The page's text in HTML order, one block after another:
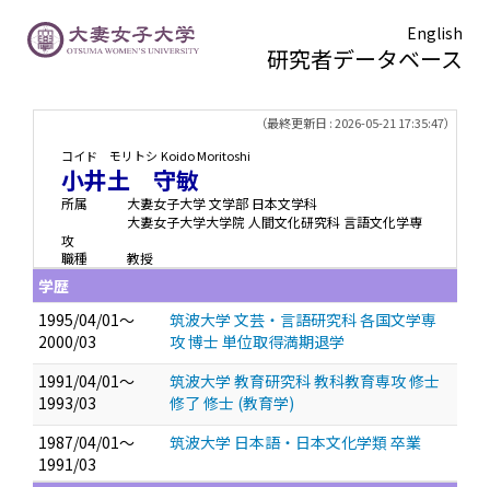
English
研究者データベース
（最終更新日 : 2026-05-21 17:35:47）
コイド モリトシ Koido Moritoshi
小井土 守敏
所属
大妻女子大学 文学部 日本文学科
大妻女子大学大学院 人間文化研究科 言語文化学専
攻
職種
教授
学歴
1995/04/01～
2000/03
筑波大学 文芸・言語研究科 各国文学専
攻 博士 単位取得満期退学
1991/04/01～
1993/03
筑波大学 教育研究科 教科教育専攻 修士
修了 修士 (教育学)
1987/04/01～
1991/03
筑波大学 日本語・日本文化学類 卒業